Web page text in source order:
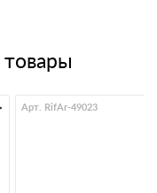
Арт. RifAr-49023